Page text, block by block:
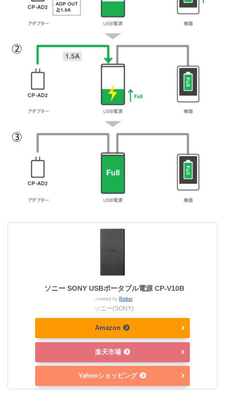
ソニー SONY USBポータブル電源 CP-V10B
created by Rinker
ソニー(SONY)
Amazon
楽天市場
Yahooショッピング